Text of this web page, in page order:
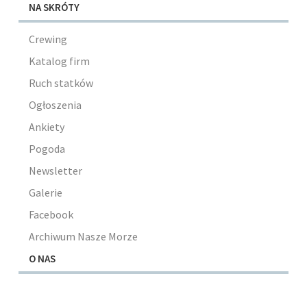
NA SKRÓTY
Crewing
Katalog firm
Ruch statków
Ogłoszenia
Ankiety
Pogoda
Newsletter
Galerie
Facebook
Archiwum Nasze Morze
O NAS